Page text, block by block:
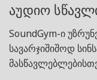
აუდიო
SoundGym-ი
სავარჯიშიშოდ